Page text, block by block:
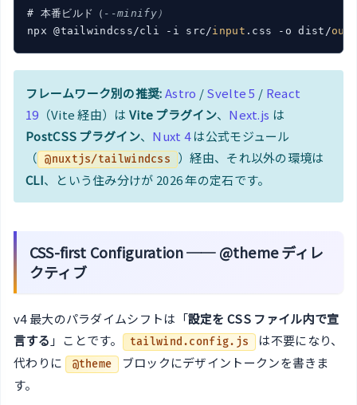
# 本番ビルド（ --minify）
npx @tailwindcss/cli -i src/input .css -o dist/
フレームワーク別の推奨:Astro /Svelte 5 / React
19 （Vite 経由）は Vite プラグイン、 Next.js は
PostCSS プラグイン、 Nuxt 4は公式モジュール
（ @nuxtjs/tailwindcss
）経由、それ以外の環境は
CLI、という住み分けが 2026 年の定石です。
CSS-first Configuration ── @theme ディレ
クティブ
v4 最大のパラダイムシフトは「設定を CSS ファイル内で宣
言する 」ことです。 tailwind.config.js
は不要になり、
代わりに
@theme
ブロックにデザイントークンを書きま
す。